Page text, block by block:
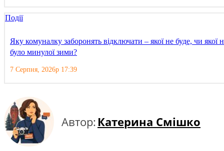
Події
Яку комуналку заборонять відключати – якої не буде, чи якої
було минулої зими?
7 Серпня, 2026р 17:39
Автор: Катерина Смішко